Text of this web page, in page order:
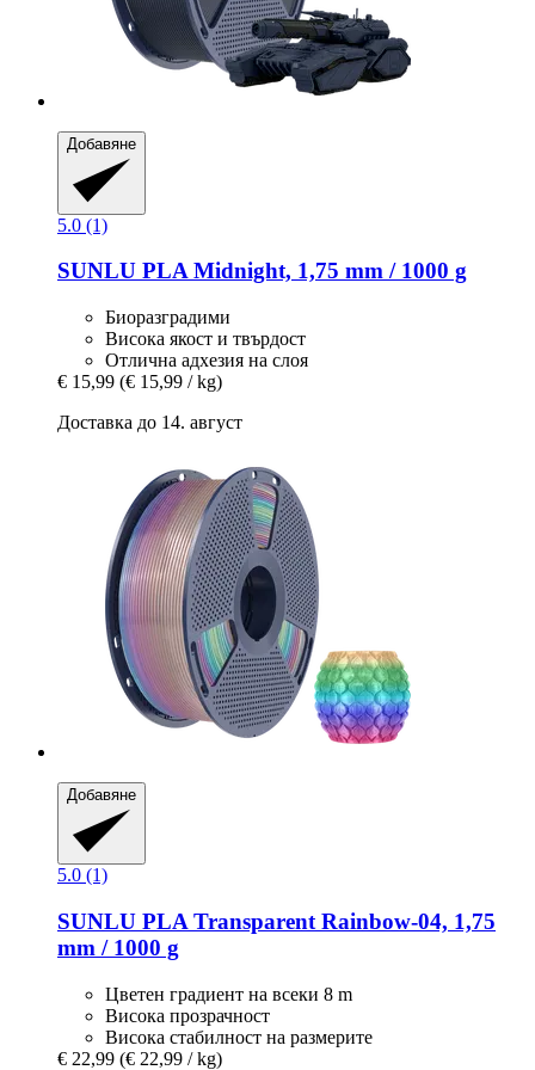
Добавяне
5.0 (1)
SUNLU PLA Midnight, 1,75 mm / 1000 g
Биоразградими
Висока якост и твърдост
Отлична адхезия на слоя
€ 15,99 (€ 15,99 / kg)
Доставка до 14. август
Добавяне
5.0 (1)
SUNLU PLA Transparent Rainbow-​04, 1,75
mm / 1000 g
Цветен градиент на всеки 8 m
Висока прозрачност
Висока стабилност на размерите
€ 22,99 (€ 22,99 / kg)